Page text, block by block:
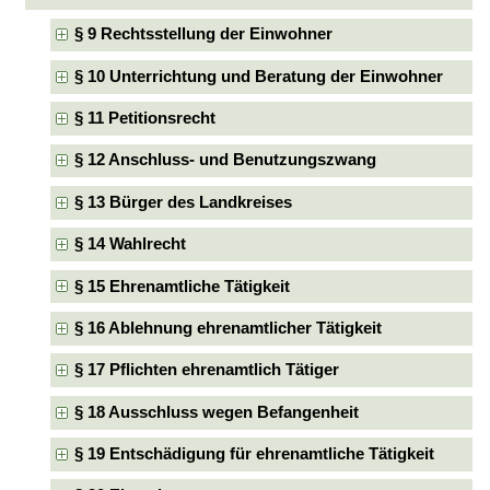
§ 9 Rechtsstellung der Einwohner
§ 10 Unterrichtung und Beratung der Einwohner
§ 11 Petitionsrecht
§ 12 Anschluss- und Benutzungszwang
§ 13 Bürger des Landkreises
§ 14 Wahlrecht
§ 15 Ehrenamtliche Tätigkeit
§ 16 Ablehnung ehrenamtlicher Tätigkeit
§ 17 Pflichten ehrenamtlich Tätiger
§ 18 Ausschluss wegen Befangenheit
§ 19 Entschädigung für ehrenamtliche Tätigkeit